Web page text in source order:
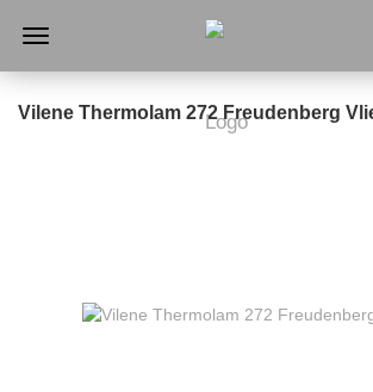
Vilene Thermolam 272 Freudenberg